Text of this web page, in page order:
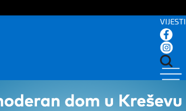
VIJESTI